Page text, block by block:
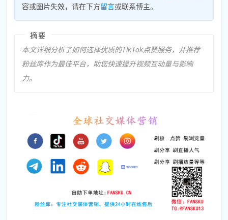
容或图片失效，请在下方留言或联系博主。
摘要
本文详细分析了如何选择优质的TikTok点赞服务，并推荐
粉丝库作为最佳平台，助您快速提升视频互动量与影响
力。